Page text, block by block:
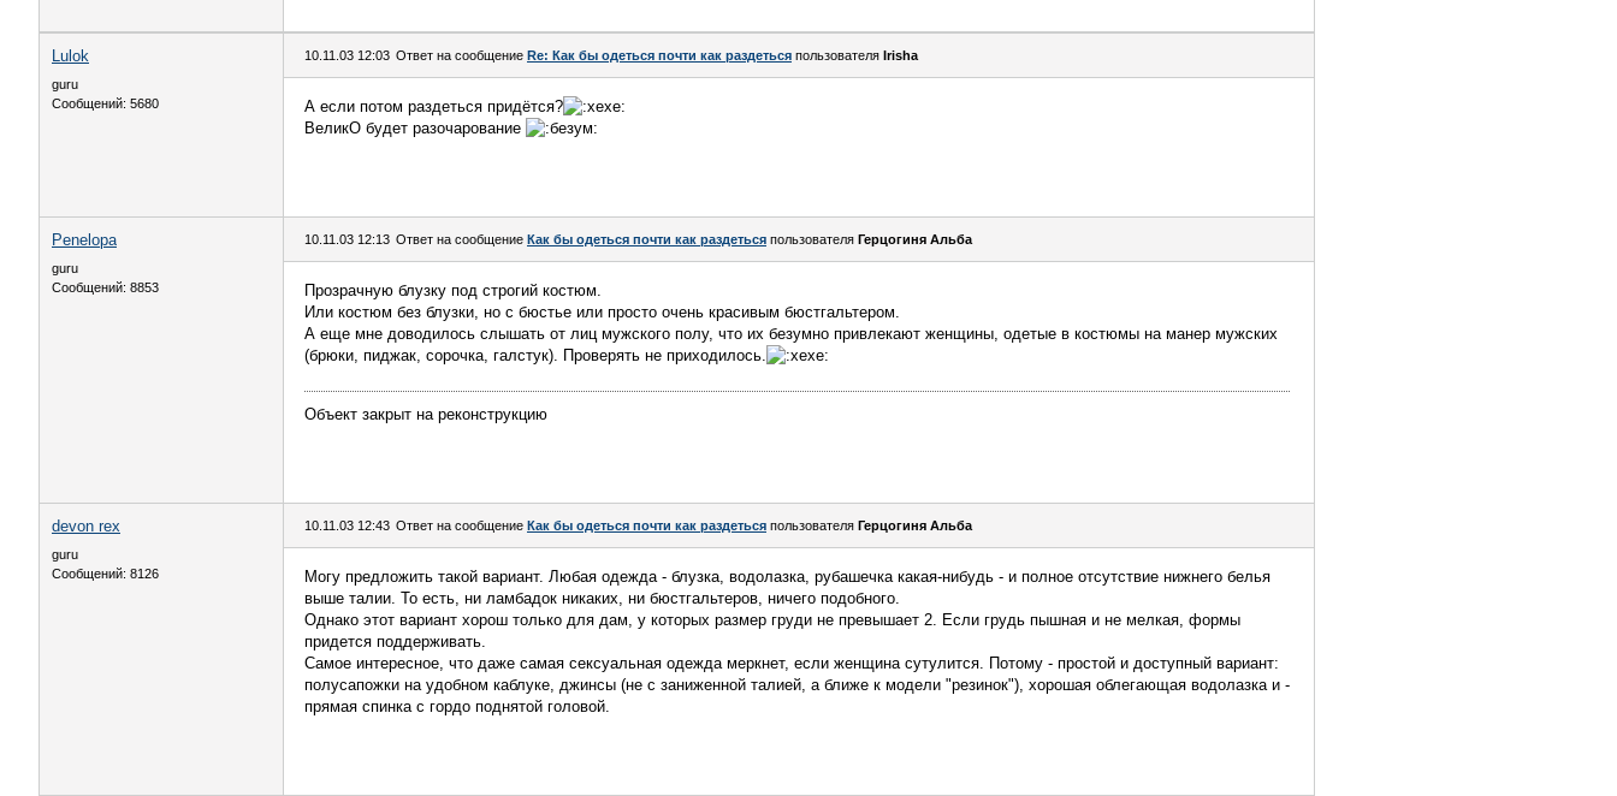
Lulok
guru
Сообщений: 5680
10.11.03 12:03 Ответ на сообщение Re: Как бы одеться почти как раздеться пользователя Irisha
А если потом раздеться придётся?
ВеликО будет разочарование
Penelopa
guru
Сообщений: 8853
10.11.03 12:13 Ответ на сообщение Как бы одеться почти как раздеться пользователя Герцогиня Альба
Прозрачную блузку под строгий костюм.
Или костюм без блузки, но с бюстье или просто очень красивым бюстгальтером.
А еще мне доводилось слышать от лиц мужского полу, что их безумно привлекают женщины, одетые в костюмы на манер мужских
(брюки, пиджак, сорочка, галстук). Проверять не приходилось.
Объект закрыт на реконструкцию
devon rex
guru
Сообщений: 8126
10.11.03 12:43 Ответ на сообщение Как бы одеться почти как раздеться пользователя Герцогиня Альба
Могу предложить такой вариант. Любая одежда - блузка, водолазка, рубашечка какая-нибудь - и полное отсутствие нижнего белья
выше талии. То есть, ни ламбадок никаких, ни бюстгальтеров, ничего подобного.
Однако этот вариант хорош только для дам, у которых размер груди не превышает 2. Если грудь пышная и не мелкая, формы
придется поддерживать.
Самое интересное, что даже самая сексуальная одежда меркнет, если женщина сутулится. Потому - простой и доступный вариант:
полусапожки на удобном каблуке, джинсы (не с заниженной талией, а ближе к модели "резинок"), хорошая облегающая водолазка и -
прямая спинка с гордо поднятой головой.